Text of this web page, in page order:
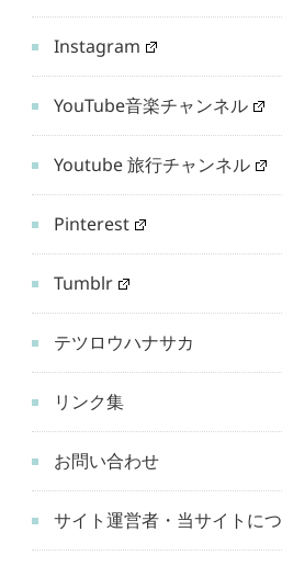
Instagram
YouTube音楽チャンネル
Youtube 旅行チャンネル
Pinterest
Tumblr
テツロウハナサカ
リンク集
お問い合わせ
サイト運営者・当サイトに